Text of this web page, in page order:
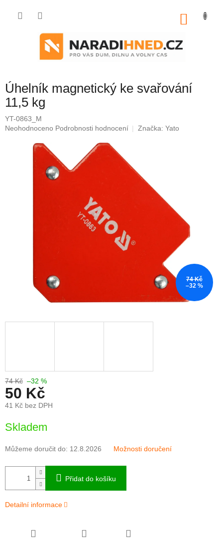
Úhelník magnetický ke svařování
11,5 kg
YT-0863_M
Průměrné
Neohodnoceno Podrobnosti hodnocení Značka: Yato
74 Kč
–32 %
74 Kč –32 %
50 Kč
41 Kč bez DPH
cena:
Skladem
Můžeme doručit do: 12.8.2026 Možnosti doručení
Přidat do košíku
Detailní informace